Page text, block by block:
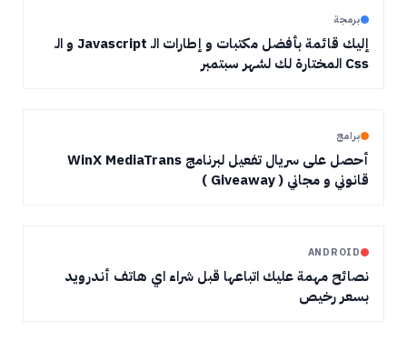
برمجة
إليك قائمة بأفضل مكتبات و إطارات الـ Javascript و الـ
Css المختارة لك لشهر سبتمبر
برامج
أحصل على سريال تفعيل لبرنامج WinX MediaTrans
قانوني و مجاني ( Giveaway )
ANDROID
نصائح مهمة عليك اتباعها قبل شراء اي هاتف أندرويد
بسعر رخيص